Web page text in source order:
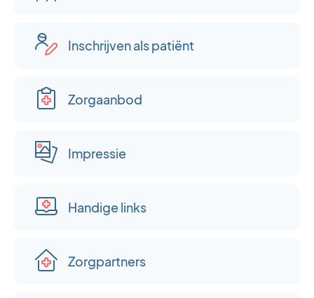
Inschrijven als patiënt
Zorgaanbod
Impressie
Handige links
Zorgpartners